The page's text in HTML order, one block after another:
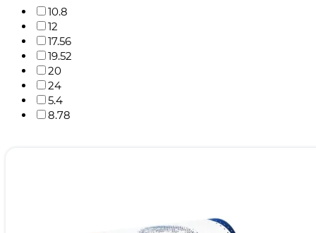
10.8
12
17.56
19.52
20
24
5.4
8.78